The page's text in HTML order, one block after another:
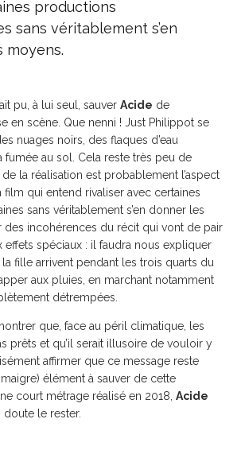
productions
sans véritablement s’en
moyens.
pu, à lui seul, sauver Acide de
en scène. Que nenni ! Just Philippot se
nuages noirs, des flaques d’eau
fumée au sol. Cela reste très peu de
la réalisation est probablement l’aspect
film qui entend rivaliser avec certaines
sans véritablement s’en donner les
des incohérences du récit qui vont de pair
effets spéciaux : il faudra nous expliquer
fille arrivent pendant les trois quarts du
aux pluies, en marchant notamment
détrempées.
que, face au péril climatique, les
prêts et qu’il serait illusoire de vouloir y
affirmer que ce message reste
élément à sauver de cette
court métrage réalisé en 2018, Acide
doute le rester.